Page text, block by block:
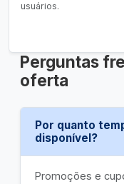
usuários.
Perguntas
oferta
Por quanto
disponível?
Promoções e